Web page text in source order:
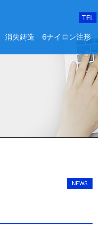
TEL
消失鋳造 6ナイロン注形
NEWS